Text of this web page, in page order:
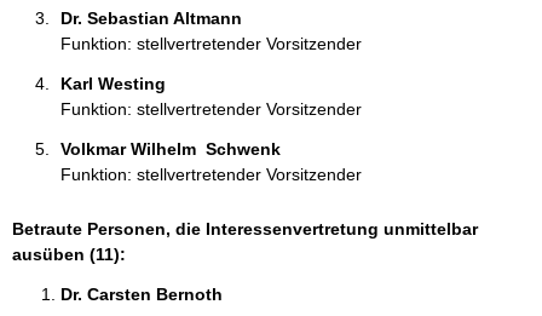
Dr. Sebastian Altmann
Funktion: stellvertretender Vorsitzender
Karl Westing
Funktion: stellvertretender Vorsitzender
Volkmar Wilhelm  Schwenk
Funktion: stellvertretender Vorsitzender
Betraute Personen, die Interessenvertretung unmittelbar
ausüben (11):
Dr. Carsten Bernoth